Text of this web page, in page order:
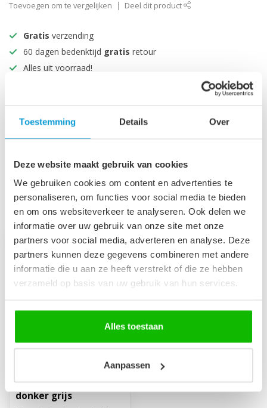
Toestemming Details Over
Deze website maakt gebruik van cookies
We gebruiken cookies om content en advertenties te
personaliseren, om functies voor social media te bieden
en om ons websiteverkeer te analyseren. Ook delen we
informatie over uw gebruik van onze site met onze
partners voor social media, adverteren en analyse. Deze
partners kunnen deze gegevens combineren met andere
informatie die u aan ze heeft verstrekt of die ze hebben
verzameld op basis van uw gebruik van hun services.
Alles toestaan
Aanpassen
Toevoegen om te vergelijken Deel dit product
Gratis verzending
60 dagen bedenktijd gratis retour
Alles uit voorraad!
Productomschrijving
Recent bekeken
30 x 30 x 150 cm -
donker grijs